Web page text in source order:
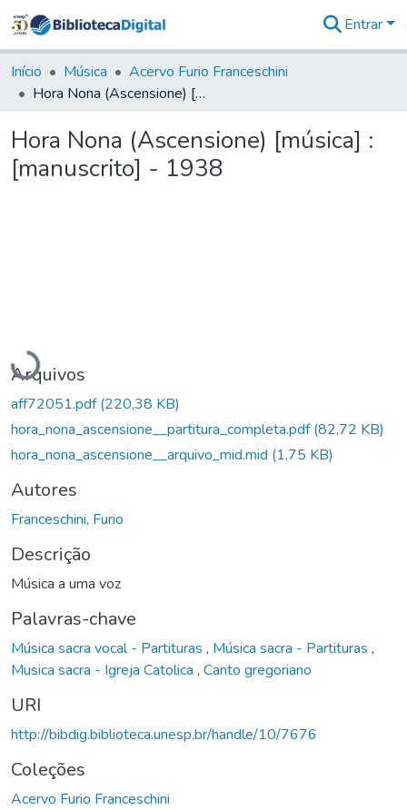
&
Coleções
Tudo na
Digital
Estatísticas
Entrar
Início Música
Acervo Furio Franceschini
Hora Nona (Ascensione) [música] : [manuscrito] - 1938
Hora Nona (Ascensione) [música] :
[manuscrito] - 1938
Carregando...
Arquivos
aff72051.pdf(220,38 KB)
hora_nona_ascensione__partitura_completa.pdf(82,72 KB)
hora_nona_ascensione__arquivo_mid.mid (1,75 KB)
Autores
Franceschini, Furio
Descrição
Música a uma voz
Palavras-chave
Música sacra vocal - Partituras , Música sacra - Partituras ,
Musica sacra - Igreja Catolica , Canto gregoriano
URI
http://bibdig.biblioteca.unesp.br/handle/10/7676
Coleções
Acervo Furio Franceschini